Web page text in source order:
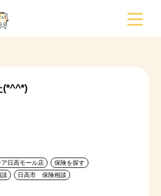
(*^^*)
日高モール店
保険を探す
日高市 保険相談